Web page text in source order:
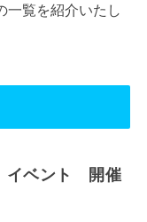
一覧を紹介いたし
イベント 開催